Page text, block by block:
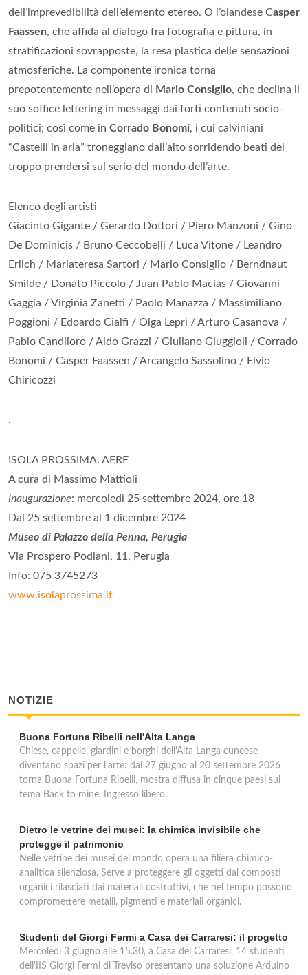
dell’imprevedibilità dell’elemento etereo. O l’olandese Casper
Faassen, che affida al dialogo fra fotografia e pittura, in
stratificazioni sovrapposte, la resa plastica delle sensazioni
atmosferiche. La componente ironica torna
prepotentemente nell’opera di Mario Consiglio, che declina il
suo soffice lettering in messaggi dai forti contenuti socio-
politici; così come in Corrado Bonomi, i cui calviniani
“Castelli in aria” troneggiano dall’alto sorridendo beati del
troppo prendersi sul serio del mondo dell’arte.
Elenco degli artisti
Giacinto Gigante / Gerardo Dottori / Piero Manzoni / Gino
De Dominicis / Bruno Ceccobelli / Luca Vitone / Leandro
Erlich / Mariateresa Sartori / Mario Consiglio / Berndnaut
Smilde / Donato Piccolo / Juan Pablo Macías / Giovanni
Gaggia / Virginia Zanetti / Paolo Manazza / Massimiliano
Poggioni / Edoardo Cialfi / Olga Lepri / Arturo Casanova /
Pablo Candiloro / Aldo Grazzi / Giuliano Giuggioli / Corrado
Bonomi / Casper Faassen / Arcangelo Sassolino / Elvio
Chiricozzi
.
ISOLA PROSSIMA. AERE
A cura di Massimo Mattioli
Inaugurazione: mercoledì 25 settembre 2024, ore 18
Dal 25 settembre al 1 dicembre 2024
Museo di Palazzo della Penna, Perugia
Via Prospero Podiani, 11, Perugia
Info: 075 3745273
www.isolaprossima.it
NOTIZIE
Buona Fortuna Ribelli nell'Alta Langa
Chiese, cappelle, giardini e borghi dell'Alta Langa cuneese
diventano spazi per l'arte: dal 27 giugno al 20 settembre 2026
torna Buona Fortuna Ribelli, mostra diffusa in cinque paesi sul
tema Back to mine. Ingresso libero.
Dietro le vetrine dei musei: la chimica invisibile che
protegge il patrimonio
Nelle vetrine dei musei del mondo opera una filiera chimico-
analitica silenziosa. Serve a proteggere gli oggetti dai composti
organici rilasciati dai materiali costruttivi, che nel tempo possono
compromettere metalli, pigmenti e materiali organici.
Studenti del Giorgi Fermi a Casa dei Carraresi: il progetto
Mercoledì 3 giugno alle 15.30, a Casa dei Carraresi, 14 studenti
dell'IIS Giorgi Fermi di Treviso presentano una soluzione Arduino